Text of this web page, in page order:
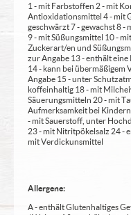
1 - mit Farbstoffen 2 - mit
Antioxidationsmittel 4 - mit
geschwärzt 7 - gewachst 8 -
9 - mit Süßungsmittel 10 -
Zuckerart/en und
zur Angabe 13 - enthält
14 - kann bei
Angabe 15 - unter
koffeinhaltig 18 - mit
Säuerungsmitteln 20 - mit
Aufmerksamkeit bei
- mit Sauerstoff, unter
23 - mit Nitritpökelsalz 24 -
mit Verdickunsmittel
Allergene:
A - enthält Glutenhaltiges